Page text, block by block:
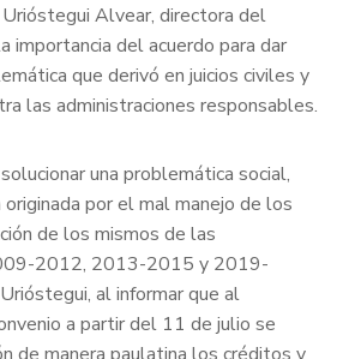
Alvear, directora del
importancia del acuerdo para dar
que derivó en juicios civiles y
las administraciones responsables.
una problemática social,
por el mal manejo de los
de los mismos de las
2012, 2013-2015 y 2019-
al informar que al
a partir del 11 de julio se